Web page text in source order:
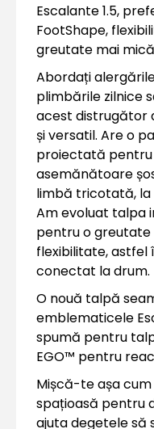
Escalante 1.5,
FootShape,
greutate mai
Abordați
plimbările zilnice
acest distrugător
și versatil. Are o
proiectată
asemănătoare
limbă tricotată, la
Am evoluat talpa
pentru o greutate
flexibilitate, astfel
conectat la drum.
O nouă talpă
emblematicele
spumă pentru
EGO™ pentru
Mișcă-te așa
spațioasă pentru
ajuta degetele să